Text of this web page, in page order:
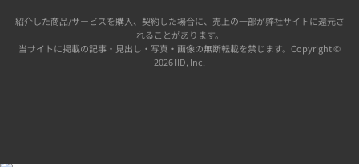
紹介した商品/サービスを購入、契約した場合に、売上の一部が弊社サイトに還元さ
れることがあります。
当サイトに掲載の記事・見出し・写真・画像の無断転載を禁じます。Copyright ©
2026 IID, Inc.